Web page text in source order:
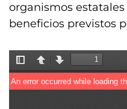
organismos estatales
beneficios previstos